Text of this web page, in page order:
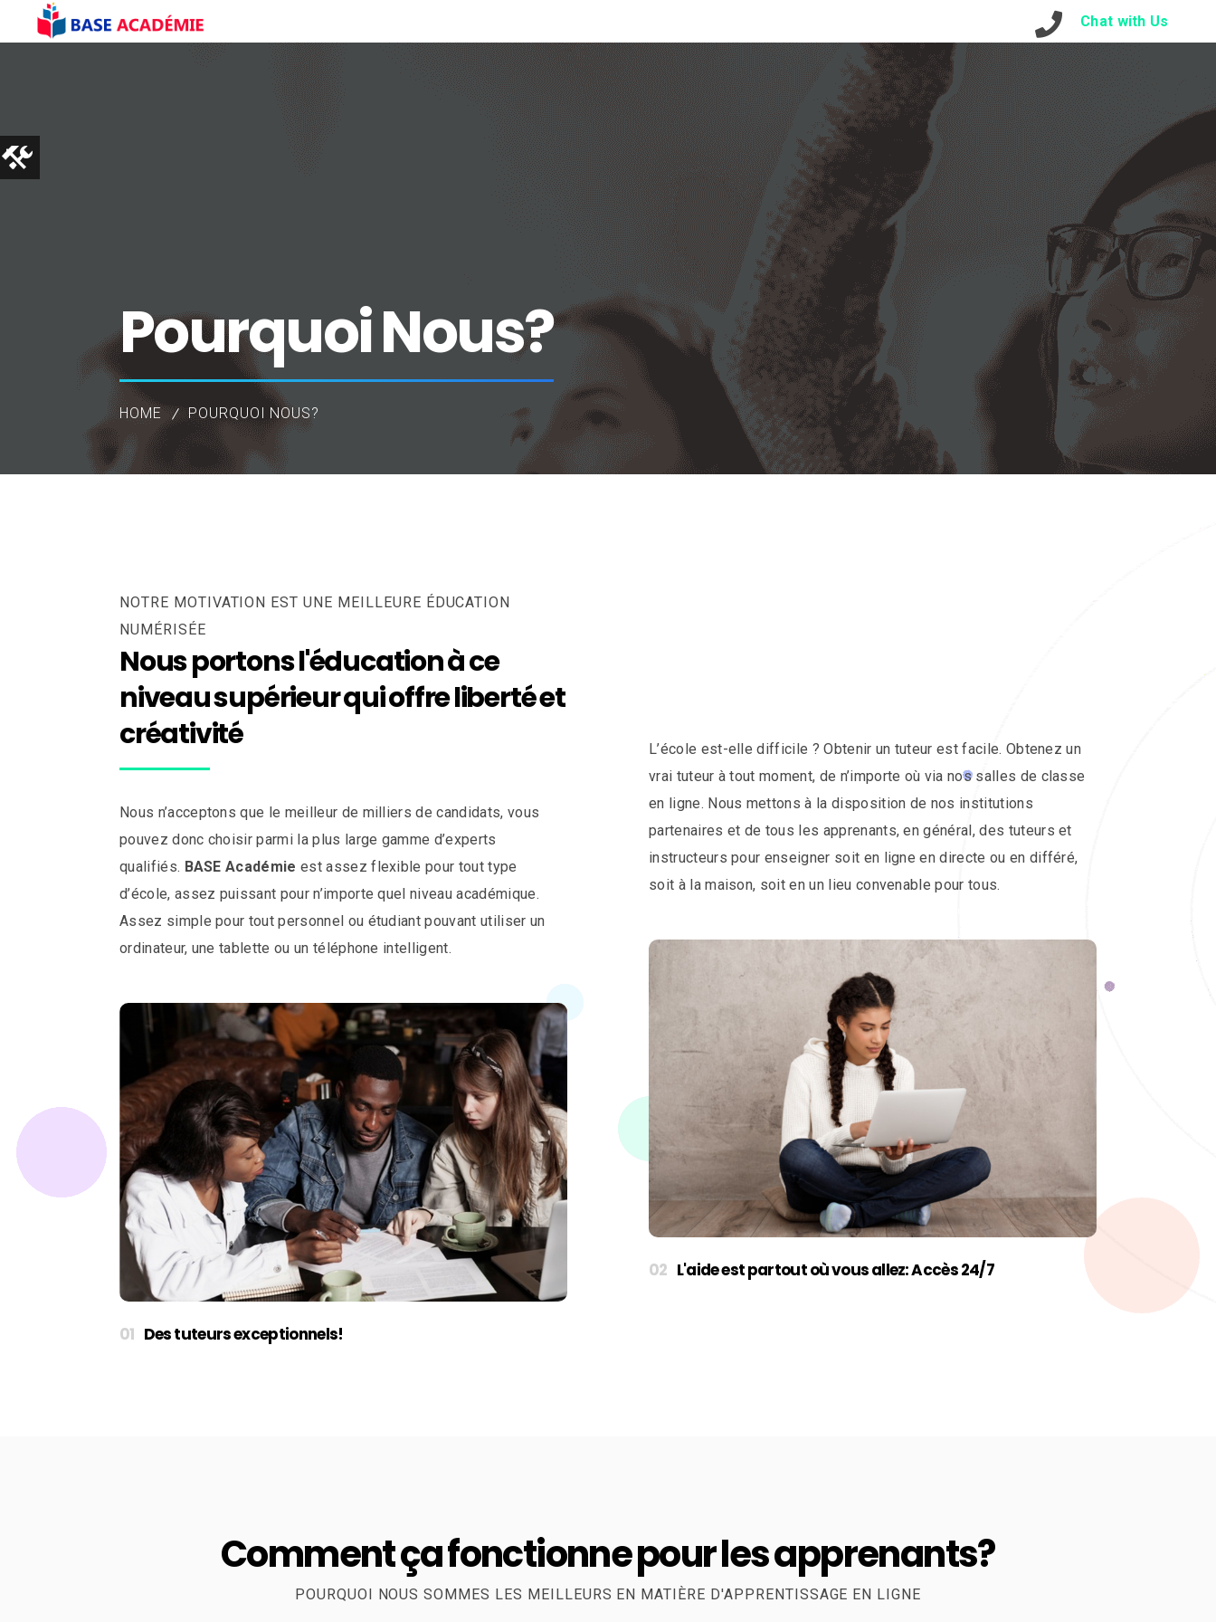
Chat with Us
Pourquoi Nous?
HOME POURQUOI NOUS?
NOTRE MOTIVATION EST UNE MEILLEURE ÉDUCATION
NUMÉRISÉE
Nous portons l'éducation à ce
niveau supérieur qui offre liberté et
créativité
Nous n’acceptons que le meilleur de milliers de candidats, vous
pouvez donc choisir parmi la plus large gamme d’experts
qualifiés. BASE Académie est assez flexible pour tout type
d’école, assez puissant pour n’importe quel niveau académique.
Assez simple pour tout personnel ou étudiant pouvant utiliser un
ordinateur, une tablette ou un téléphone intelligent.
Des tuteurs exceptionnels!
L’école est-elle difficile ? Obtenir un tuteur est facile. Obtenez un
vrai tuteur à tout moment, de n’importe où via nos salles de classe
en ligne. Nous mettons à la disposition de nos institutions
partenaires et de tous les apprenants, en général, des tuteurs et
instructeurs pour enseigner soit en ligne en directe ou en différé,
soit à la maison, soit en un lieu convenable pour tous.
L'aide est partout où vous allez: Accès 24/7
Comment ça fonctionne pour les apprenants?
POURQUOI NOUS SOMMES LES MEILLEURS EN MATIÈRE D'APPRENTISSAGE EN LIGNE